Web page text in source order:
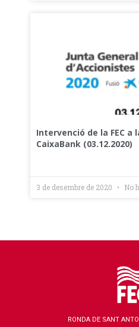
Intervenció de la FEC a
CaixaBank (03.12.2020)
3 de desembre de 2020 No
RONDA DE SANT